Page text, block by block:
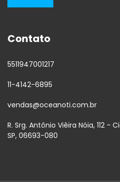
Contato
5511947001217
11-4142-6895
vendas@oceanoti.com.br
R. Srg. Antônio Viêira Nóia, 112
SP, 06693-080